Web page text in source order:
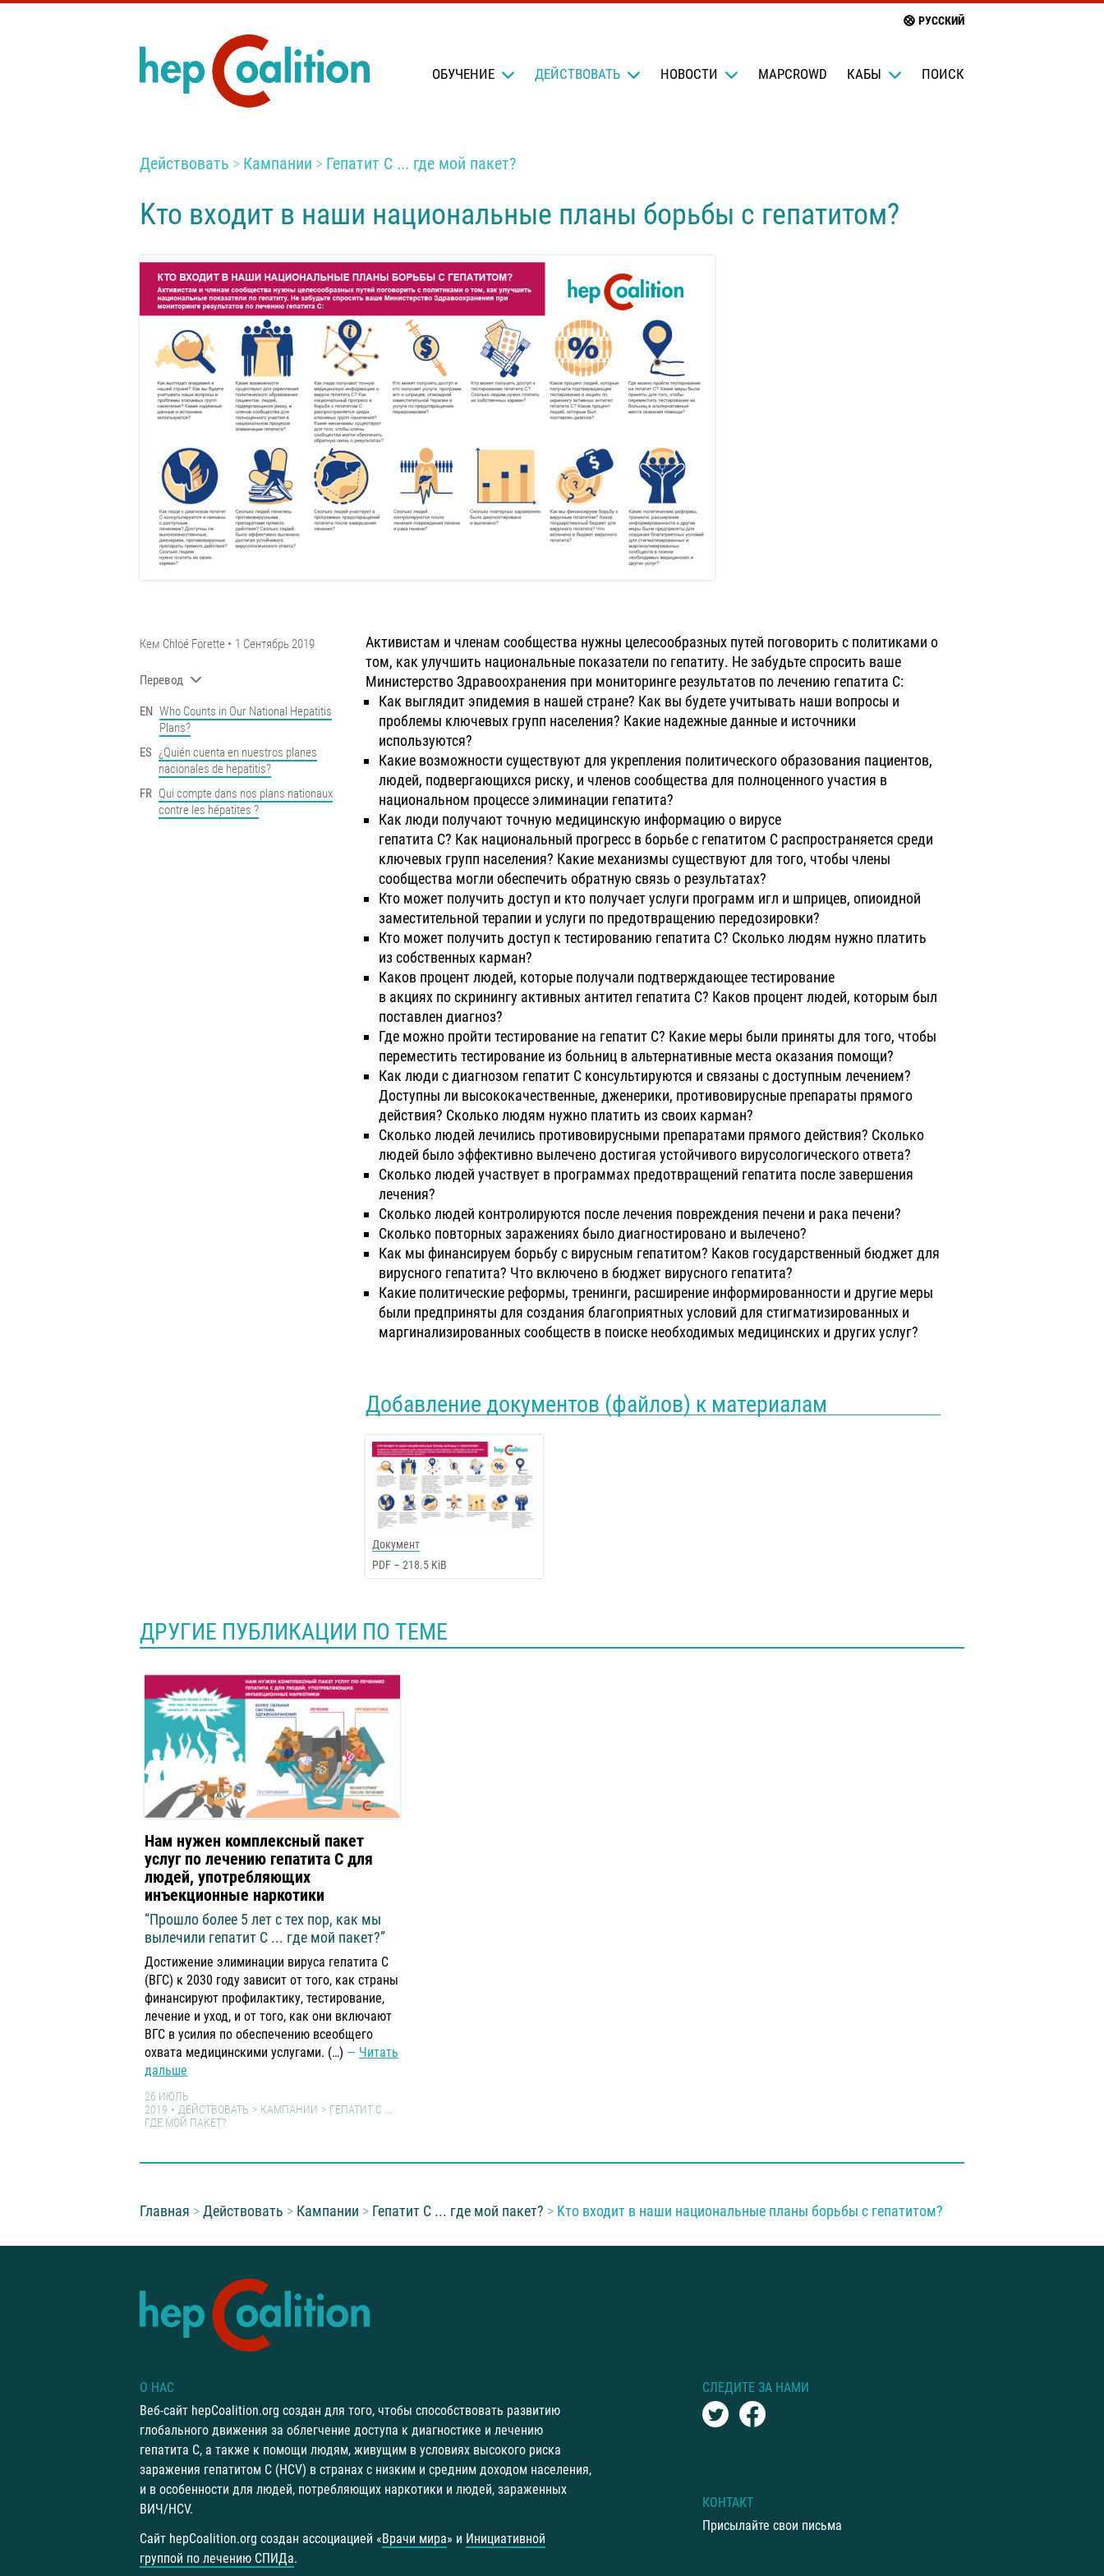
OБУЧЕНИЕ ДЕЙСТВОВАТЬ НОВОСТИ MAPCROWD КАБЫ ПОИСК
РУССКИЙ
Действовать Кампании Гепатит С ... где мой пакет?
Kто входит в наши национальные планы борьбы с гепатитом?
Кем Chloé Forette 1 Сентябрь 2019
Перевод
EN Who Counts in Our National Hepatitis
Plans?
ES ¿Quién cuenta en nuestros planes
nacionales de hepatitis?
FR Qui compte dans nos plans nationaux
contre les hépatites ?
Активистам и членам сообщества нужны целесообразных путей поговорить с политиками о
том, как улучшить национальные показатели по гепатиту. Не забудьте спросить ваше
Министерство Здравоохранения при мониторинге результатов по лечению гепатита С:
Как выглядит эпидемия в нашей стране? Как вы будете учитывать наши вопросы и
проблемы ключевых групп населения? Какие надежные данные и источники
используются?
Какие возможности существуют для укрепления политического образования пациентов,
людей, подвергающихся риску, и членов сообщества для полноценного участия в
национальном процессе элиминации гепатита?
Как люди получают точную медицинскую информацию о вирусе
гепатита С? Как национальный прогресс в борьбе с гепатитом С распространяется среди
ключевых групп населения? Какие механизмы существуют для того, чтобы члены
сообщества могли обеспечить обратную связь о результатах?
Кто может получить доступ и кто получает услуги программ игл и шприцев, опиоидной
заместительной терапии и услуги по предотвращению передозировки?
Кто может получить доступ к тестированию гепатита С? Сколько людям нужно платить
из собственных карман?
Каков процент людей, которые получали подтверждающее тестирование
в акциях по скринингу активных антител гепатита С? Каков процент людей, которым был
поставлен диагноз?
Где можно пройти тестирование на гепатит С? Какие меры были приняты для того, чтобы
переместить тестирование из больниц в альтернативные места оказания помощи?
Как люди с диагнозом гепатит С консультируются и связаны с доступным лечением?
Доступны ли высококачественные, дженерики, противовирусные препараты прямого
действия? Сколько людям нужно платить из своих карман?
Сколько людей лечились противовирусными препаратами прямого действия? Сколько
людей было эффективно вылечено достигая устойчивого вирусологического ответа?
Сколько людей участвует в программах предотвращений гепатита после завершения
лечения?
Сколько людей контролируются после лечения повреждения печени и рака печени?
Сколько повторных заражениях было диагностировано и вылечено?
Как мы финансируем борьбу с вирусным гепатитом? Каков государственный бюджет для
вирусного гепатита? Что включено в бюджет вирусного гепатита?
Какие политические реформы, тренинги, расширение информированности и другие меры
были предприняты для создания благоприятных условий для стигматизированных и
маргинализированных сообществ в поиске необходимых медицинских и других услуг?
Добавление документов (файлов) к материалам
Документ
PDF – 218.5 KiB
ДРУГИЕ ПУБЛИКАЦИИ ПО ТЕМЕ
Нам нужен комплексный пакет
услуг по лечению гепатита С для
людей, употребляющих
инъекционные наркотики
“Прошло более 5 лет с тех пор, как мы
вылечили гепатит С ... где мой пакет?”
Достижение элиминации вируса гепатита С
(ВГС) к 2030 году зависит от того, как страны
финансируют профилактику, тестирование,
лечение и уход, и от того, как они включают
ВГС в усилия по обеспечению всеобщего
охвата медицинскими услугами. (…)
Читать
дальше
26 ИЮЛЬ
2019
ДЕЙСТВОВАТЬ КАМПАНИИ
ГЕПАТИТ С ...
ГДЕ МОЙ ПАКЕТ?
Вы находитесь здесь:
Главная Действовать Кампании Гепатит С ... где мой пакет? Kто входит в наши национальные планы борьбы с гепатитом?
О НАС
Веб-сайт hepCoalition.org создан для того, чтобы способствовать развитию
глобального движения за облегчение доступа к диагностике и лечению
гепатита С, а также к помощи людям, живущим в условиях высокого риска
заражения гепатитом С (HCV) в странах с низким и средним доходом населения,
и в особенности для людей, потребляющих наркотики и людей, зараженных
ВИЧ/HCV.
Сайт hepCoalition.org создан ассоциацией «Врачи мира» и Инициативной
группой по лечению СПИДа.
СЛЕДИТЕ ЗА НАМИ
КОНТАКТ
Присылайте свои письма